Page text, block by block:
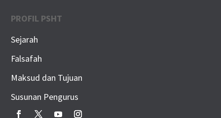
PROFIL PSHT
Sejarah
Falsafah
Maksud dan Tujuan
Susunan Pengurus